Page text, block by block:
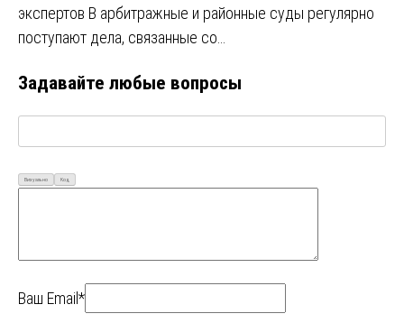
экспертов В арбитражные и районные суды регулярно
поступают дела, связанные со…
Задавайте любые вопросы
Визуально Код
Ваш Email*